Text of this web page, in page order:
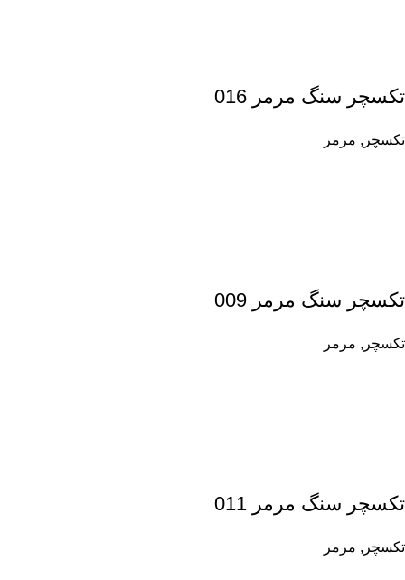
تکسچر سنگ مرمر 016
تکسچر , مرمر
تکسچر سنگ مرمر 009
تکسچر , مرمر
تکسچر سنگ مرمر 011
تکسچر , مرمر